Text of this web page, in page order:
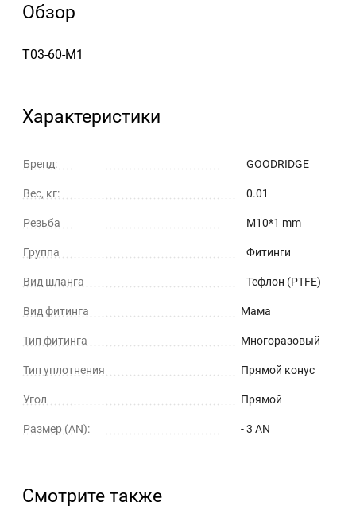
Обзор
T03-60-M1
Характеристики
Бренд: GOODRIDGE
Вес, кг: 0.01
Резьба M10*1 mm
Группа Фитинги
Вид шланга Тефлон (PTFE)
Вид фитинга Мама
Тип фитинга Многоразовый
Тип уплотнения Прямой конус
Угол Прямой
Размер (AN): - 3 AN
Смотрите также